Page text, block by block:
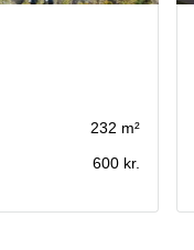
232 m²
600 kr.